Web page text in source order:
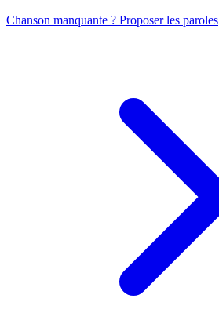
Chanson manquante ? Proposer les paroles